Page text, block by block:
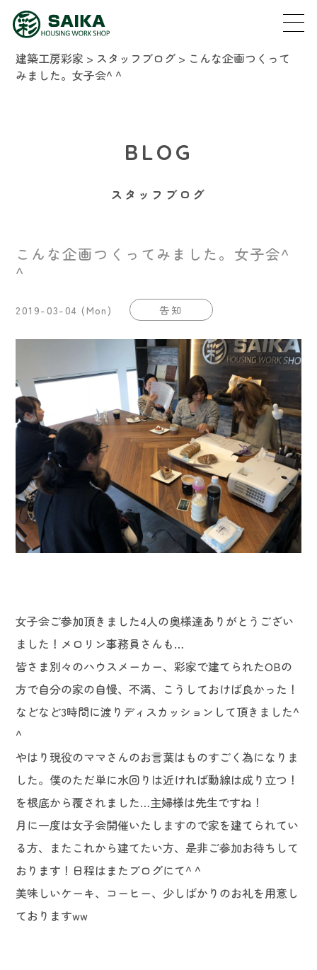
建築工房彩家 > スタッフブログ > こんな企画つくって
みました。女子会^ ^
BLOG
スタッフブログ
こんな企画つくってみました。女子会^
^
2019-03-04 (Mon) 告知
女子会ご参加頂きました4人の奥様達ありがとうござい
ました！メロリン事務員さんも…
皆さま別々のハウスメーカー、彩家で建てられたOBの
方で自分の家の自慢、不満、こうしておけば良かった！
などなど3時間に渡りディスカッションして頂きました^
^
やはり現役のママさんのお言葉はものすごく為になりま
した。僕のただ単に水回りは近ければ動線は成り立つ！
を根底から覆されました…主婦様は先生ですね！
月に一度は女子会開催いたしますので家を建てられてい
る方、またこれから建てたい方、是非ご参加お待ちして
おります！日程はまたブログにて^ ^
美味しいケーキ、コーヒー、少しばかりのお礼を用意し
ておりますww